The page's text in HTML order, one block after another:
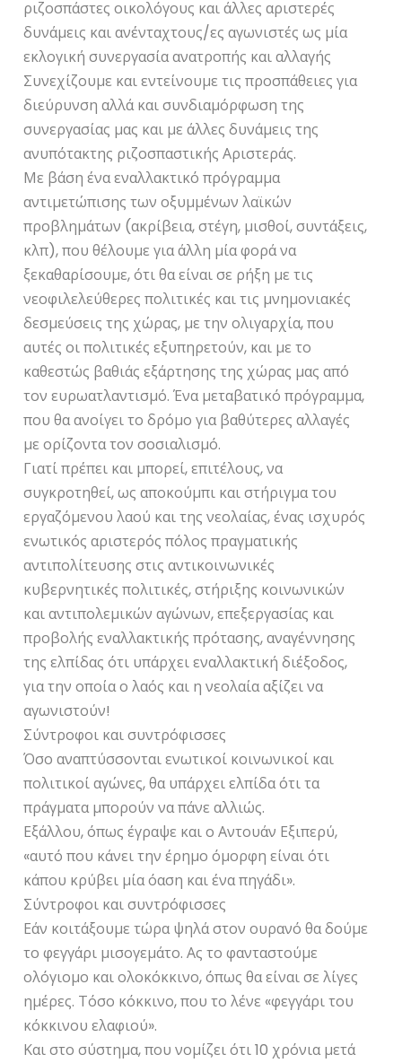
ριζοσπάστες οικολόγους και άλλες αριστερές
δυνάμεις και ανένταχτους/ες αγωνιστές ως μία
εκλογική συνεργασία ανατροπής και αλλαγής
Συνεχίζουμε και εντείνουμε τις προσπάθειες για
διεύρυνση αλλά και συνδιαμόρφωση της
συνεργασίας μας και με άλλες δυνάμεις της
ανυπότακτης ριζοσπαστικής Αριστεράς.
Με βάση ένα εναλλακτικό πρόγραμμα
αντιμετώπισης των οξυμμένων λαϊκών
προβλημάτων (ακρίβεια, στέγη, μισθοί, συντάξεις,
κλπ), που θέλουμε για άλλη μία φορά να
ξεκαθαρίσουμε, ότι θα είναι σε ρήξη με τις
νεοφιλελεύθερες πολιτικές και τις μνημονιακές
δεσμεύσεις της χώρας, με την ολιγαρχία, που
αυτές οι πολιτικές εξυπηρετούν, και με το
καθεστώς βαθιάς εξάρτησης της χώρας μας από
τον ευρωατλαντισμό. Ένα μεταβατικό πρόγραμμα,
που θα ανοίγει το δρόμο για βαθύτερες αλλαγές
με ορίζοντα τον σοσιαλισμό.
Γιατί πρέπει και μπορεί, επιτέλους, να
συγκροτηθεί, ως αποκούμπι και στήριγμα του
εργαζόμενου λαού και της νεολαίας, ένας ισχυρός
ενωτικός αριστερός πόλος πραγματικής
αντιπολίτευσης στις αντικοινωνικές
κυβερνητικές πολιτικές, στήριξης κοινωνικών
και αντιπολεμικών αγώνων, επεξεργασίας και
προβολής εναλλακτικής πρότασης, αναγέννησης
της ελπίδας ότι υπάρχει εναλλακτική διέξοδος,
για την οποία ο λαός και η νεολαία αξίζει να
αγωνιστούν!
Σύντροφοι και συντρόφισσες
Όσο αναπτύσσονται ενωτικοί κοινωνικοί και
πολιτικοί αγώνες, θα υπάρχει ελπίδα ότι τα
πράγματα μπορούν να πάνε αλλιώς.
Εξάλλου, όπως έγραψε και ο Αντουάν Εξιπερύ,
«αυτό που κάνει την έρημο όμορφη είναι ότι
κάπου κρύβει μία όαση και ένα πηγάδι».
Σύντροφοι και συντρόφισσες
Εάν κοιτάξουμε τώρα ψηλά στον ουρανό θα δούμε
το φεγγάρι μισογεμάτο. Ας το φανταστούμε
ολόγιομο και ολοκόκκινο, όπως θα είναι σε λίγες
ημέρες. Τόσο κόκκινο, που το λένε «φεγγάρι του
κόκκινου ελαφιού».
Και στο σύστημα, που νομίζει ότι 10 χρόνια μετά